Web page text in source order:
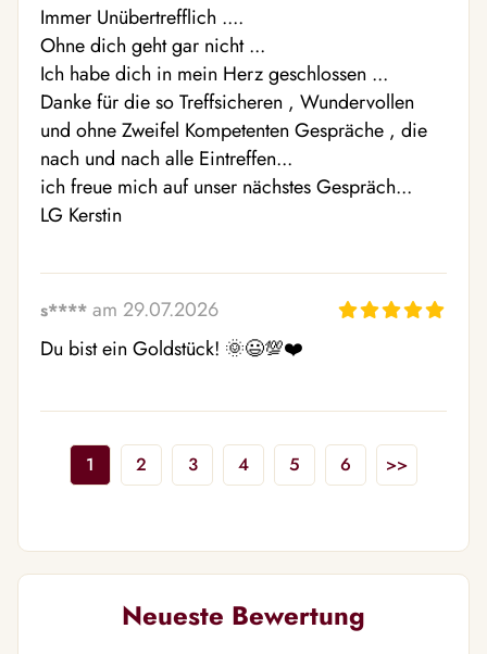
Immer Unübertrefflich ....
Ohne dich geht gar nicht ...
Ich habe dich in mein Herz geschlossen ...
Danke für die so Treffsicheren , Wundervollen
und ohne Zweifel Kompetenten Gespräche , die
nach und nach alle Eintreffen...
ich freue mich auf unser nächstes Gespräch...
LG Kerstin
s**** am 29.07.2026
Du bist ein Goldstück! 🌞😃💯❤️
1 2 3 4 5 6 >>
Neueste Bewertung